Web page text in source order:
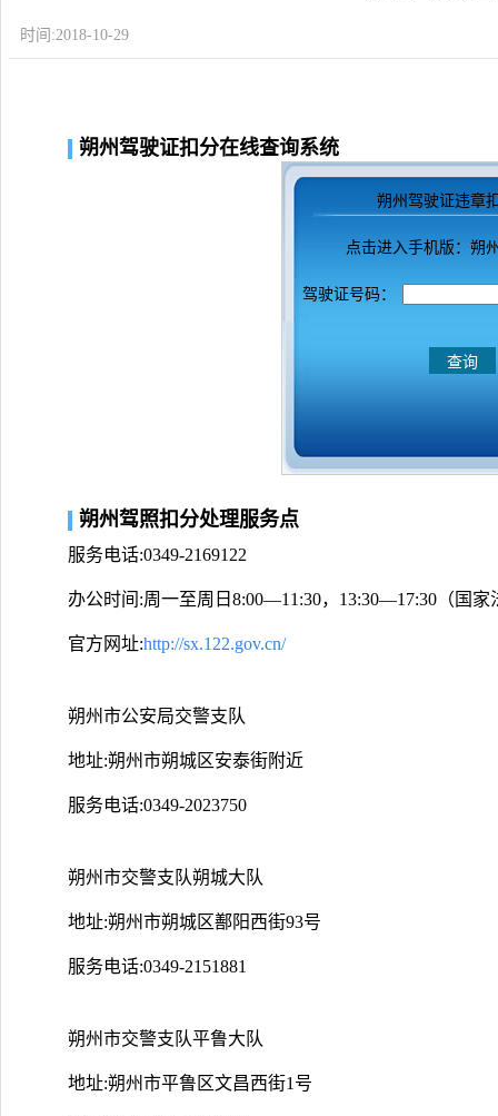
时间:2018-10-29
朔州驾驶证扣分在线查询系统
朔州驾驶证违章
点击进入手机版：朔
驾驶证号码：
朔州驾照扣分处理服务点
服务电话:0349-2169122
办公时间:周一至周日8:00—11:30，13:30—17:30（国家
官方网址:http://sx.122.gov.cn/
朔州市公安局交警支队
地址:朔州市朔城区安泰街附近
服务电话:0349-2023750
朔州市交警支队朔城大队
地址:朔州市朔城区鄯阳西街93号
服务电话:0349-2151881
朔州市交警支队平鲁大队
地址:朔州市平鲁区文昌西街1号